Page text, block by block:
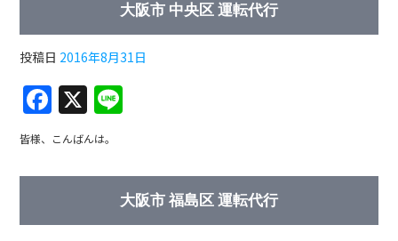
o
o
k
大阪市 中央区 運転代行
投稿日 2016年8月31日
F
a
c
e
b
X
皆様、こんばんは。
大阪市 福島区 運転代行